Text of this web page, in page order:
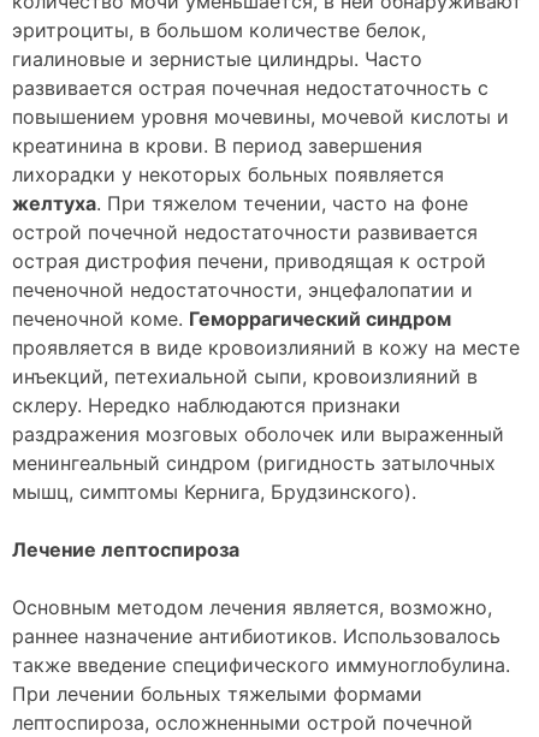
эритроциты, в большом количестве белок,
гиалиновые и зернистые цилиндры. Часто
развивается острая почечная недостаточность с
повышением уровня мочевины, мочевой кислоты и
креатинина в крови. В период завершения
лихорадки у некоторых больных появляется
желтуха. При тяжелом течении, часто на фоне
острой почечной недостаточности развивается
острая дистрофия печени, приводящая к острой
печеночной недостаточности, энцефалопатии и
печеночной коме. Геморрагический синдром
проявляется в виде кровоизлияний в кожу на месте
инъекций, петехиальной сыпи, кровоизлияний в
склеру. Нередко наблюдаются признаки
раздражения мозговых оболочек или выраженный
менингеальный синдром (ригидность затылочных
мышц, симптомы Кернига, Брудзинского).
Лечение лептоспироза
Основным методом лечения является, возможно,
раннее назначение антибиотиков. Использовалось
также введение специфического иммуноглобулина.
При лечении больных тяжелыми формами
лептоспироза, осложненными острой почечной